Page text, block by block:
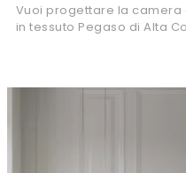
Vuoi progettare la camera
in tessuto Pegaso di Alta